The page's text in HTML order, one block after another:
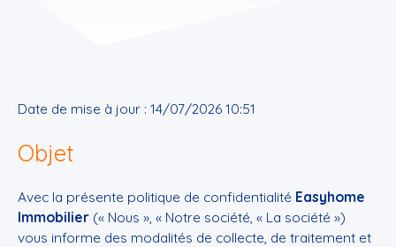
Date de mise à jour : 14/07/2026 10:51
Objet
Avec la présente politique de confidentialité Easyhome
Immobilier (« Nous », « Notre société, « La société »)
vous informe des modalités de collecte, de traitement et